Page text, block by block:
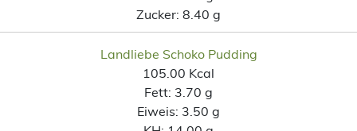
Zucker: 8.40 g
Landliebe Schoko Pudding
105.00 Kcal
Fett: 3.70 g
Eiweis: 3.50 g